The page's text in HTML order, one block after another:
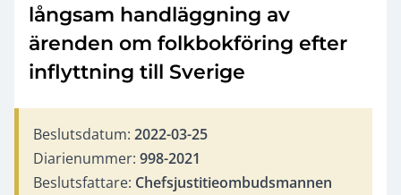
långsam handläggning av
ärenden om folkbokföring efter
inflyttning till Sverige
Beslutsdatum: 2022-03-25
Diarienummer: 998-2021
Beslutsfattare: Chefsjustitieombudsmannen